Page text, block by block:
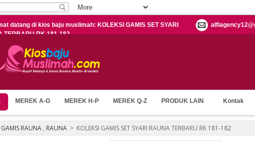
datang di kios baju muslimah: KOLEKSI GAMIS SET SYARI
TERBARU RK 181-182
MEREK A-G MEREK H-P MEREK Q-Z PRODUK LAIN Kontak
GAMIS RAUNA , RAUNA > KOLEKSI GAMIS SET SYARI RAUNA TERBARU RK 181-182